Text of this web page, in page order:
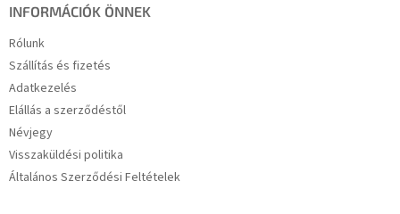
INFORMÁCIÓK ÖNNEK
Rólunk
Szállítás és fizetés
Adatkezelés
Elállás a szerződéstől
Névjegy
Visszaküldési politika
Általános Szerződési Feltételek